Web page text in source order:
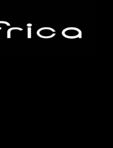
izabrane
na